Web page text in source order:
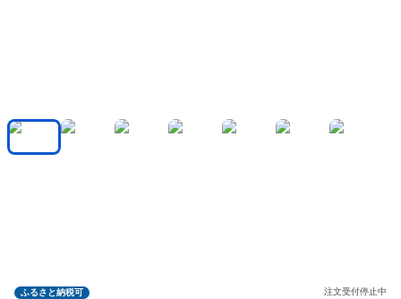
ふるさと納税可
注文受付停止中